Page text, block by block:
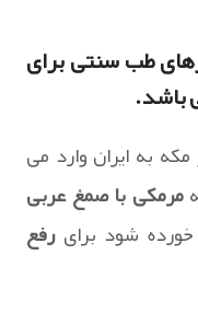
طب سنتی برای
باشد.
به ایران وارد می
مرمکی با صمغ عربی
خورده شود برایرفع